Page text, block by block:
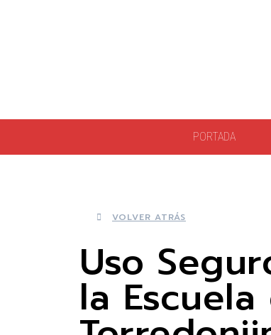
PORTADA
VOLVER ATRÁS
Uso
la